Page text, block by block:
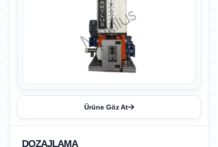
Ürüne Göz At
DOZAJLAMA